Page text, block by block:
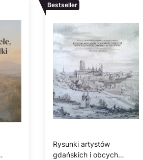
Bestseller
Rysunki artystów
gdańskich i obcych